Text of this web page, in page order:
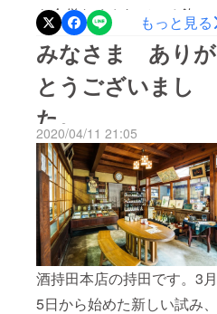
を余儀なくされている飲食
店さんたちほどではありま
せんが、私たちも仕事の減
少が続いています。そこ
で、週明けの二日間を使っ
て全員総出で発送準備をし
ました。普段からもっと感
じていなければなりません
が、仕事があるのはありが
たいです。今日皆で荷造り
しながらしみじみしてしま
いました。当初は24日発送
もっと見る
みなさま ありが
とうございまし
た。
2020/04/11 21:05
酒持田本店の持田です。3月
5日から始めた新しい試み、